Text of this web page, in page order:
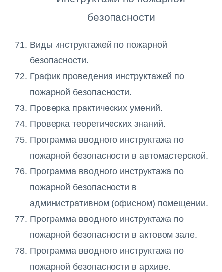
безопасности
Виды инструктажей по пожарной
безопасности.
График проведения инструктажей по
пожарной безопасности.
Проверка практических умений.
Проверка теоретических знаний.
Программа вводного инструктажа по
пожарной безопасности в автомастерской.
Программа вводного инструктажа по
пожарной безопасности в
административном (офисном) помещении.
Программа вводного инструктажа по
пожарной безопасности в актовом зале.
Программа вводного инструктажа по
пожарной безопасности в архиве.